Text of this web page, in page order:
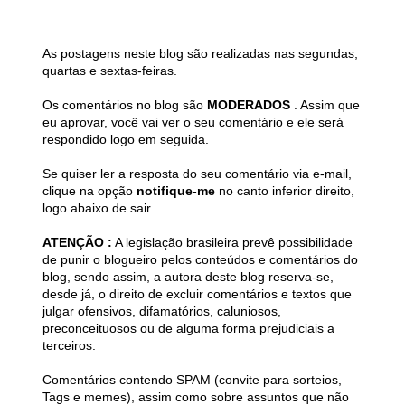
As postagens neste blog são realizadas nas segundas,
quartas e sextas-feiras.
Os comentários no blog são MODERADOS
. Assim que
eu aprovar, você vai ver o seu comentário e ele será
respondido logo em seguida.
Se quiser ler a resposta do seu comentário via e-mail,
clique na opção notifique-me no canto inferior direito,
logo abaixo de sair.
ATENÇÃO : A legislação brasileira prevê possibilidade
de punir o blogueiro pelos conteúdos e comentários do
blog, sendo assim, a autora deste blog reserva-se,
desde já, o direito de excluir comentários e textos que
julgar ofensivos, difamatórios, caluniosos,
preconceituosos ou de alguma forma prejudiciais a
terceiros.
Comentários contendo SPAM (convite para sorteios,
Tags e memes), assim como sobre assuntos que não